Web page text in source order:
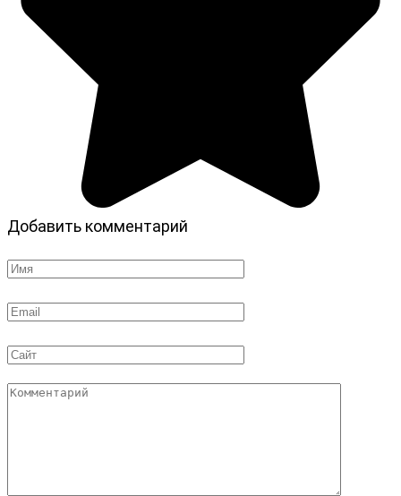
Добавить комментарий
Имя
Email
Сайт
Комментарий